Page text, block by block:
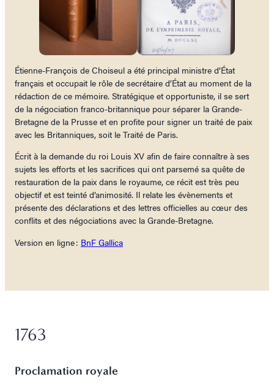
Étienne-François de Choiseul a été principal ministre d’État
français et occupait le rôle de secrétaire d’État au moment de la
rédaction de ce mémoire. Stratégique et opportuniste, il se sert
de la négociation franco-britannique pour séparer la Grande-
Bretagne de la Prusse et en profite pour signer un traité de paix
avec les Britanniques, soit le Traité de Paris.
Écrit à la demande du roi Louis XV afin de faire connaître à ses
sujets les efforts et les sacrifices qui ont parsemé sa quête de
restauration de la paix dans le royaume, ce récit est très peu
objectif et est teinté d’animosité. Il relate les évènements et
présente des déclarations et des lettres officielles au cœur des
conflits et des négociations avec la Grande-Bretagne.
Version en ligne : BnF Gallica
1763
Proclamation royale